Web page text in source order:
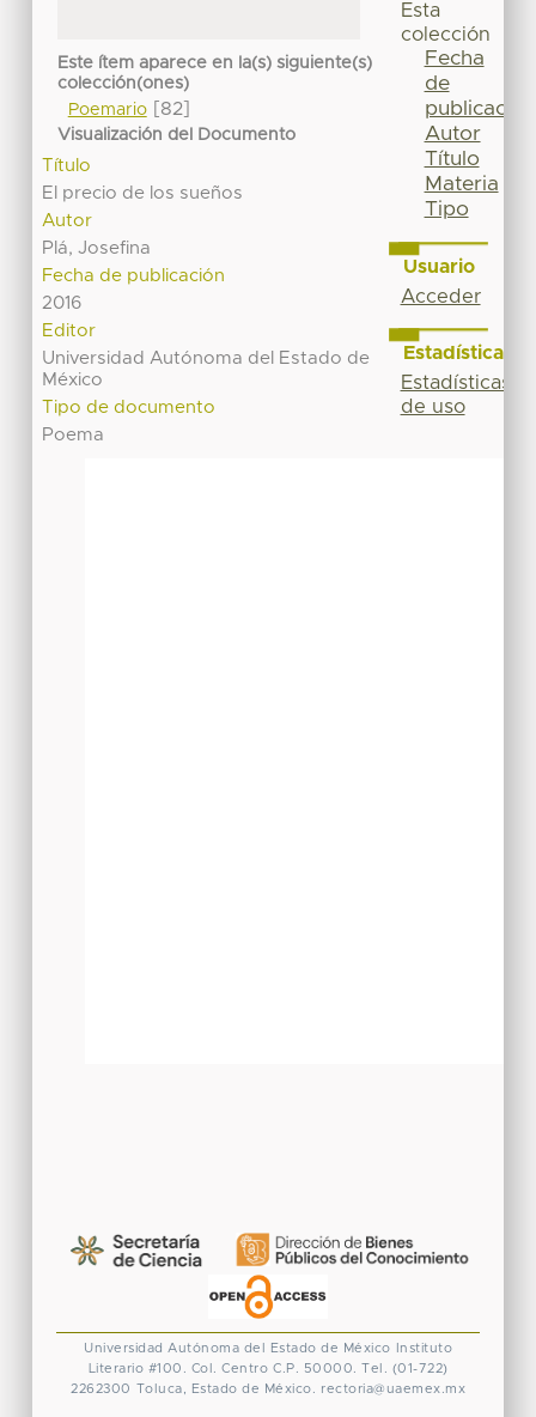
Este ítem aparece en la(s) siguiente(s)
colección(ones)
Poemario[82]
Visualización del Documento
Título
El precio de los sueños
Autor
Plá, Josefina
Fecha de publicación
2016
Editor
Universidad Autónoma del Estado de
México
Tipo de documento
Poema
Esta
colección
Fecha
de
publicación
Autor
Título
Materia
Tipo
Usuario
Acceder
Estadísticas
Estadísticas
de uso
Universidad Autónoma del Estado de México
Instituto
Literario #100. Col. Centro C.P. 50000. Tel. (01-722)
2262300 Toluca, Estado de México. rectoria@uaemex.mx